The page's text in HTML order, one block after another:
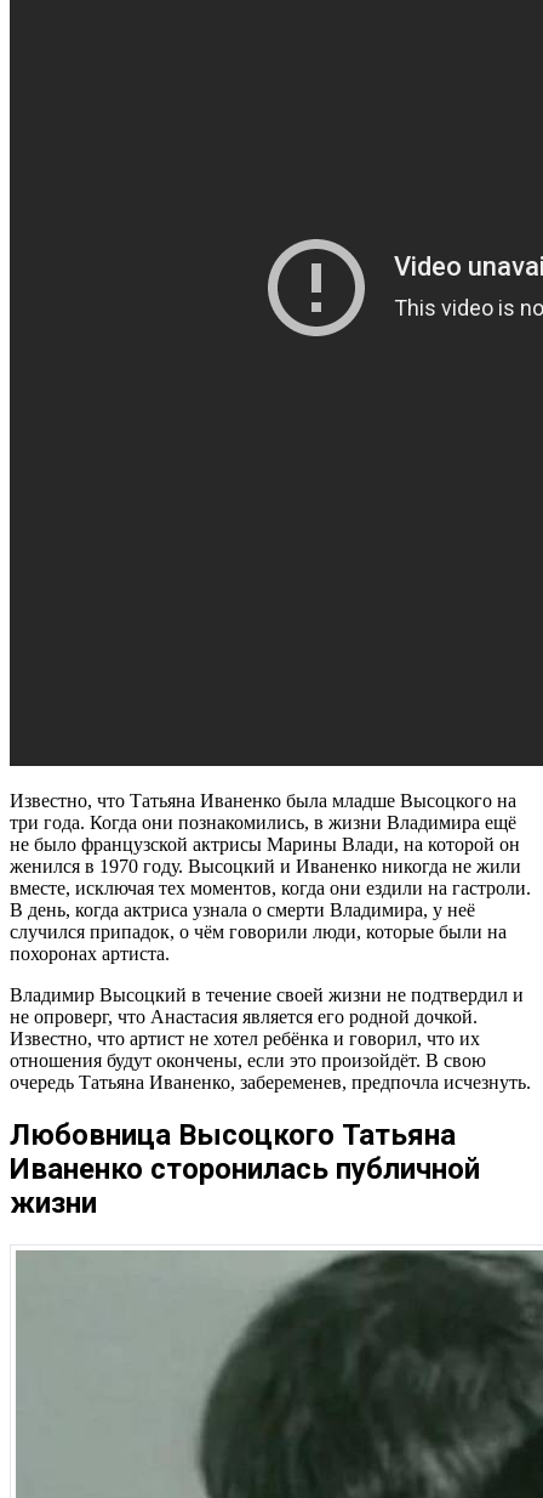
Известно, что Татьяна Иваненко была младше Высоцкого на
три года. Когда они познакомились, в жизни Владимира ещё
не было французской актрисы Марины Влади, на которой он
женился в 1970 году. Высоцкий и Иваненко никогда не жили
вместе, исключая тех моментов, когда они ездили на гастроли.
В день, когда актриса узнала о смерти Владимира, у неё
случился припадок, о чём говорили люди, которые были на
похоронах артиста.
Владимир Высоцкий в течение своей жизни не подтвердил и
не опроверг, что Анастасия является его родной дочкой.
Известно, что артист не хотел ребёнка и говорил, что их
отношения будут окончены, если это произойдёт. В свою
очередь Татьяна Иваненко, забеременев, предпочла исчезнуть.
Любовница Высоцкого Татьяна
Иваненко сторонилась публичной
жизни